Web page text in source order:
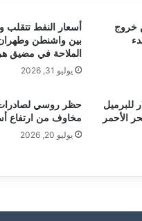
خروج
أسعار النفط تتقلب
بين واشنطن
الملاحة في مضيق
يوليو 31, 2026
تتجاوز 100 دولار للبرميل
الأحمر
حظر روسي لصادرات
مخاوف من ارتفاع
يوليو 20, 2026